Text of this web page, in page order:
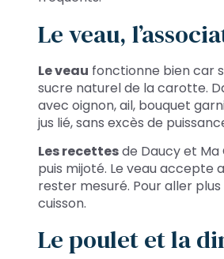
Le veau,
Le veau fonctionne bien car
sucre naturel de la carotte.
avec oignon, ail, bouquet
jus lié, sans excès de
Les recettesde Daucy et Ma
puis mijoté. Le veau accepte
rester mesuré. Pour aller
cuisson.
Le poulet et la